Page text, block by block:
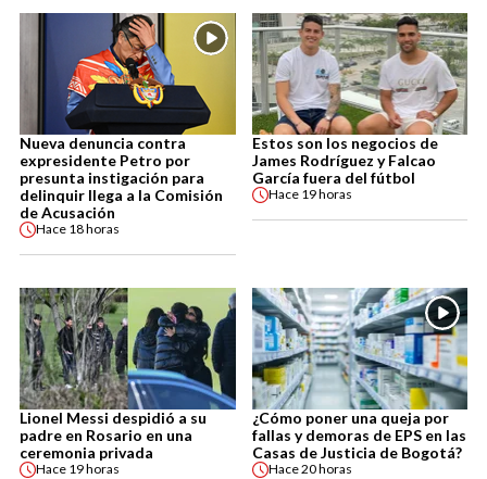
Nueva denuncia contra
expresidente Petro por
presunta instigación para
delinquir llega a la Comisión
de Acusación
Hace 18 horas
Estos son los negocios de
James Rodríguez y Falcao
García fuera del fútbol
Hace 19 horas
Lionel Messi despidió a su
padre en Rosario en una
ceremonia privada
Hace 19 horas
¿Cómo poner una queja por
fallas y demoras de EPS en las
Casas de Justicia de Bogotá?
Hace20 horas